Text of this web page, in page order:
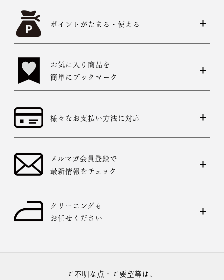
ポイントがたまる・使える
お気に入り商品を
簡単にブックマーク
様々なお支払い方法に対応
メルマガ会員登録で
最新情報をチェック
クリーニングも
お任せください
ご不明な点・ご要望等は、